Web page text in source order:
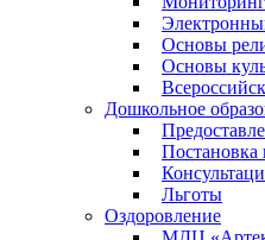
Основы
Основы
Дошкольное
Постановка
Льготы
Оздоровление